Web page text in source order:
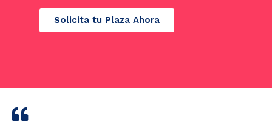
Solicita tu Plaza Ahora